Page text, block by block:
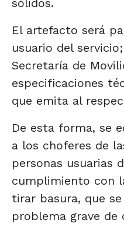
El artefacto será
usuario del
Secretaría de
especificaciones
que emita al
De esta forma, se
a los choferes de
personas usuarias
cumplimiento con
tirar basura, que
problema grave de